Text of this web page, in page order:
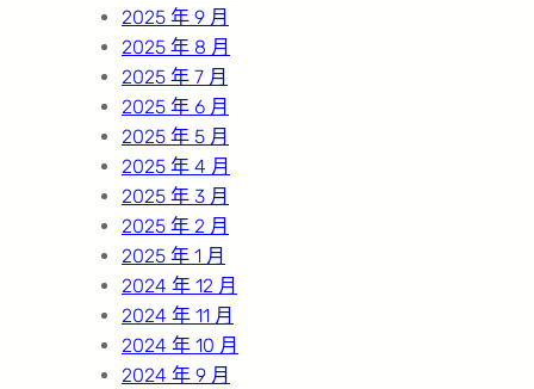
2025 年 9 月
2025 年 8 月
2025 年 7 月
2025 年 6 月
2025 年 5 月
2025 年 4 月
2025 年 3 月
2025 年 2 月
2025 年 1 月
2024 年 12 月
2024 年 11 月
2024 年 10 月
2024 年 9 月